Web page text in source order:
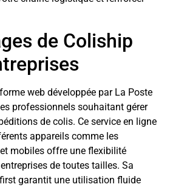
de Coliship
web développée par La Poste
professionnels souhaitant gérer
de colis. Ce service en ligne
appareils comme les
mobiles offre une flexibilité
de toutes tailles. Sa
garantit une utilisation fluide